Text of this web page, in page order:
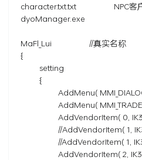
character.txt.txt NPC客户
dyoManager.exe NPC坐
MaFl_Lui //真实名称
{
setting
{
AddMenu( MMI_DIALOG );
AddMenu(
AddVendorItem( 0,
//AddVendorItem( 1,
//AddVendorItem( 1,
AddVendorItem( 2,